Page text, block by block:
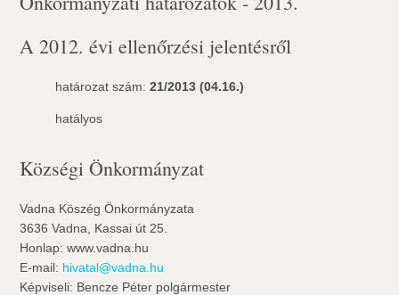
A 2012. évi ellenőrzési jelentésről
határozat szám:21/2013 (04.16.)
hatályos
Községi Önkormányzat
Vadna Köszég Önkormányzata
3636 Vadna, Kassai út 25.
Honlap: www.vadna.hu
E-mail: hivatal@vadna.hu
Képviseli: Bencze Péter polgármester